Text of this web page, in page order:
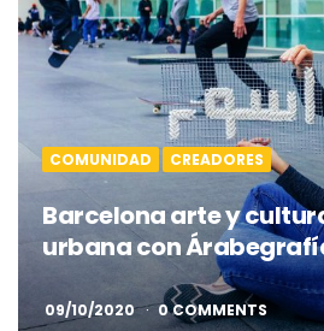
COMUNIDAD CREADORES
Barcelona arte y
urbana con
09/10/2020 0 COMMENTS